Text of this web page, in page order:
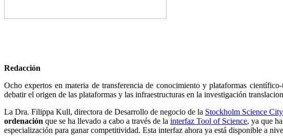
Redacción
Ocho expertos en materia de transferencia de conocimiento y plataformas
debatir el origen de las plataformas y las infraestructuras en la investigación
La Dra. Filippa Kull, directora de Desarrollo de negocio de la Stockholm Science
ordenación que se ha llevado a cabo a través de la interfaz Tool of Science, ya que
especialización para ganar competitividad. Esta interfaz ahora ya está disponible a